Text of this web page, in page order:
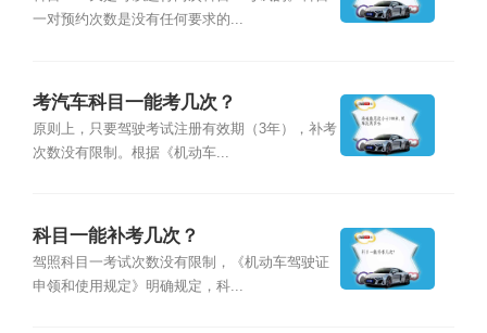
一对预约次数是没有任何要求的...
考汽车科目一能考几次？
原则上，只要驾驶考试注册有效期（3年），补考
次数没有限制。根据《机动车...
科目一能补考几次？
驾照科目一考试次数没有限制，《机动车驾驶证
申领和使用规定》明确规定，科...